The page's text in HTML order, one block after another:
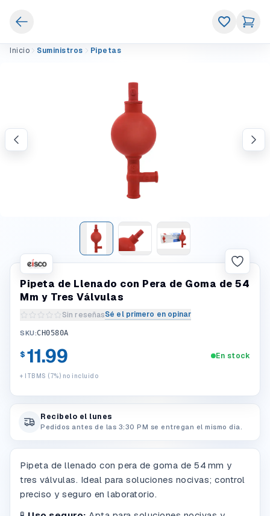
Inicio Suministros Pipetas
Pipeta de Llenado con Pera de Goma de 54
Mm y Tres Válvulas
Sin reseñasSé el primero en opinar
Escribir una reseña del producto
SKU:CH0580A
$ 11.99
+ ITBMS (7%) no incluido
En stock
Recibelo el lunes
Pedidos antes de las 3:30 PM se entregan el mismo dia.
Pipeta de llenado con pera de goma de 54 mm y
tres válvulas. Ideal para soluciones nocivas; control
preciso y seguro en laboratorio.